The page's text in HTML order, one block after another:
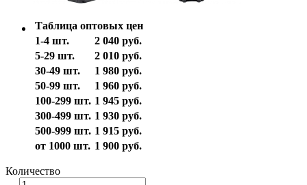
Таблица оптовых цен
1-4 шт.
2 040 руб.
5-29 шт.
2 010 руб.
30-49 шт.
1 980 руб.
50-99 шт.
1 960 руб.
100-299 шт. 1 945 руб.
300-499 шт. 1 930 руб.
500-999 шт. 1 915 руб.
от 1000 шт. 1 900 руб.
Количество